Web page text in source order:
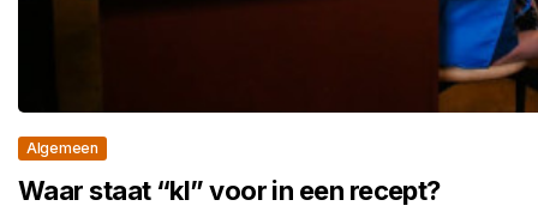
Algemeen
Waar staat “kl” voor in een recept?